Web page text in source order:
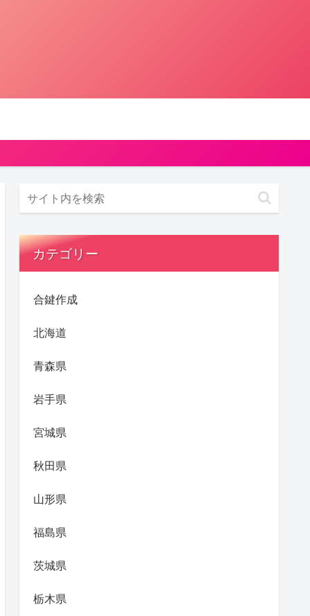
カテゴリー
合鍵作成
北海道
青森県
岩手県
宮城県
秋田県
山形県
福島県
茨城県
栃木県